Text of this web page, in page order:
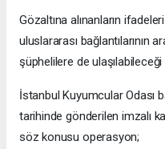
Gözaltına alınanların
uluslararası bağlantılarının
şüphelilere de ulaşılabileceği
İstanbul Kuyumcular Odası
tarihinde gönderilen imzalı
söz konusu operasyon;